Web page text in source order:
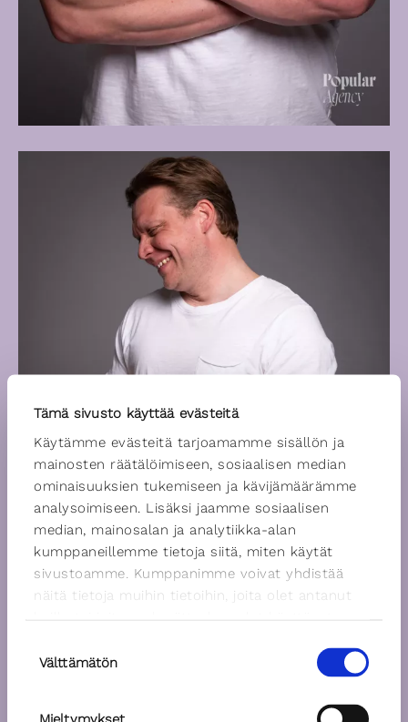
Tämä sivusto käyttää evästeitä
Käytämme evästeitä tarjoamamme sisällön ja
mainosten räätälöimiseen, sosiaalisen median
ominaisuuksien tukemiseen ja kävijämäärämme
analysoimiseen. Lisäksi jaamme sosiaalisen
median, mainosalan ja analytiikka-alan
kumppaneillemme tietoja siitä, miten käytät
sivustoamme. Kumppanimme voivat yhdistää
näitä tietoja muihin tietoihin, joita olet antanut
valinta
Välttämätön